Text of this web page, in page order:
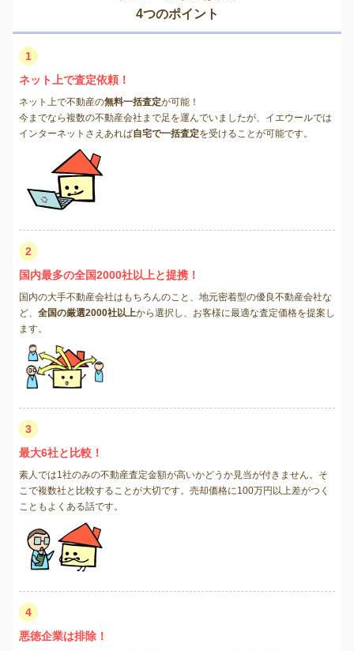
4つのポイント
1
ネット上で査定依頼！
ネット上で不動産の無料一括査定が可能！
今までなら複数の不動産会社まで足を運んでいましたが、イエウールでは
インターネットさえあれば自宅で一括査定を受けることが可能です。
2
国内最多の全国2000社以上と提携！
国内の大手不動産会社はもちろんのこと、地元密着型の優良不動産会社な
ど、 全国の厳選2000社以上から選択し、お客様に最適な査定価格を提案し
ます。
3
最大6社と比較！
素人では1社のみの不動産査定金額が高いかどうか見当が付きません。そ
こで複数社と比較することが大切です。売却価格に100万円以上差がつく
こともよくある話です。
4
悪徳企業は排除！